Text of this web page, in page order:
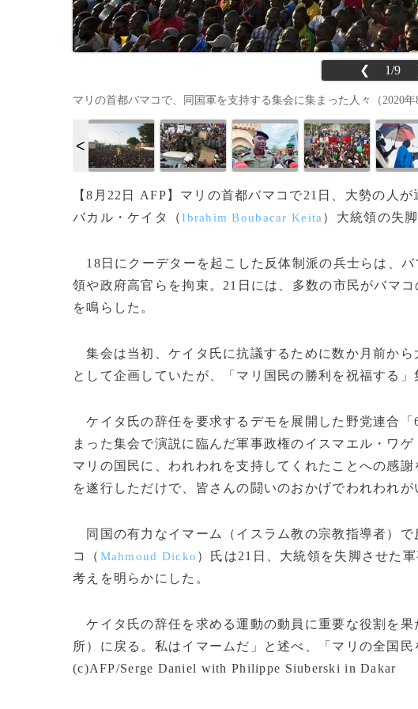
❮ 1/9
マリの首都バマコで、同国軍を支持する集会に集まった人々（2020
【8月22日 AFP】マリの首都バマコで21日、大勢の人
バカル・ケイタ（Ibrahim Boubacar Keita ）大統領の失
18日にクーデターを起こした反体制派の兵士らは、バ
領や政府高官らを拘束。21日には、多数の市民がバマ
を鳴らした。
集会は当初、ケイタ氏に抗議するために数か月前か
として企画していたが、「マリ国民の勝利を祝福する」
ケイタ氏の辞任を要求するデモを展開した野党連合「
まった集会で演説に臨んだ軍事政権のイスマエル・ワゲ
マリの国民に、われわれを支持してくれたことへの感
を遂行しただけで、皆さんの闘いのおかげでわれわれが
同国の有力なイマーム（イスラム教の宗教指導者）
コ（ Mahmoud Dicko ）氏は21日、大統領を失脚させた
考えを明らかにした。
ケイタ氏の辞任を求める運動の動員に重要な役割を
所）に戻る。私はイマームだ」と述べ、「マリの全国
(c)AFP/Serge Daniel with Philippe Siuberski in Dakar